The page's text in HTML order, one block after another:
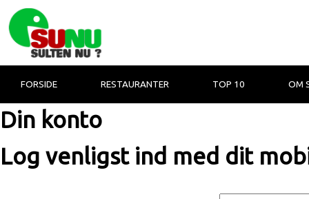
FORSIDE RESTAURANTER TOP 10 OM
Din konto
Log venligst ind med dit